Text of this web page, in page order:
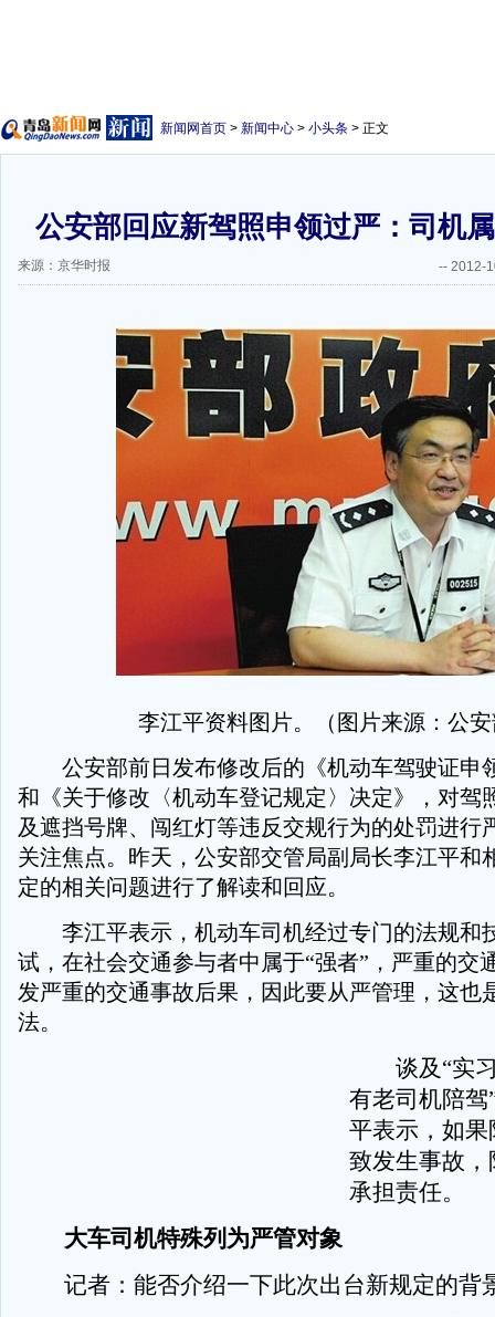
新闻网首页 > 新闻中心 > 小头条 > 正文
公安部回应新驾照申领过严：司机
来源：京华时报 -- 2012-
李江平资料图片。（图片来源：公
公安部前日发布修改后的《机动车驾驶证申
和《关于修改〈机动车登记规定〉决定》，对驾
及遮挡号牌、闯红灯等违反交规行为的处罚进行
关注焦点。昨天，公安部交管局副局长李江平和
定的相关问题进行了解读和回应。
李江平表示，机动车司机经过专门的法规和
试，在社会交通参与者中属于“强者”，严重的交
发严重的交通事故后果，因此要从严管理，这也
法。
谈及“实习
有老司机陪驾
平表示，如
致发生事故
承担责任。
大车司机特殊列为严管对象
记者：能否介绍一下此次出台新规定的背